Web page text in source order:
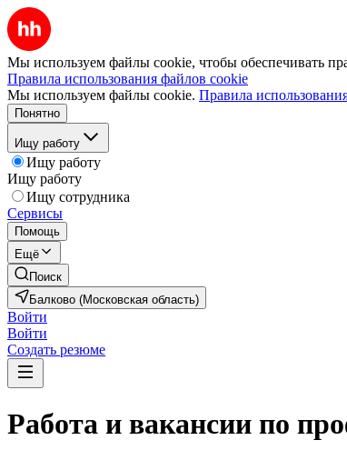
Мы используем файлы cookie, чтобы обеспечивать
Правила использования файлов cookie
Мы используем файлы cookie. Правила
Понятно
Ищу работу
Ищу работу
Ищу работу
Ищу сотрудника
Сервисы
Помощь
Ещё
Поиск
Балково (Московская область)
Войти
Войти
Создать резюме
Работа и вакансии по